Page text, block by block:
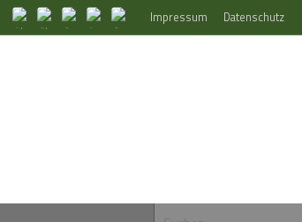
Impressum Datenschutz